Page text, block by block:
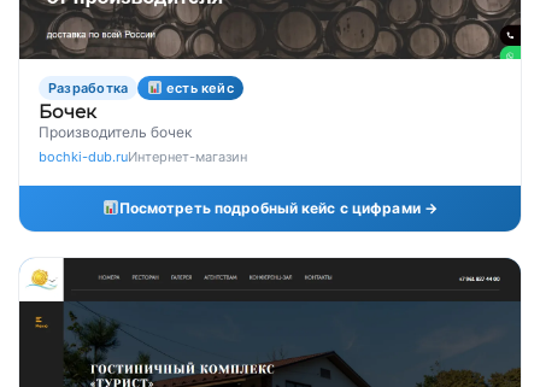
Разработка есть кейс
Бочек
Производитель бочек
bochki-dub.ruИнтернет-магазин
Посмотреть подробный кейс с цифрами →